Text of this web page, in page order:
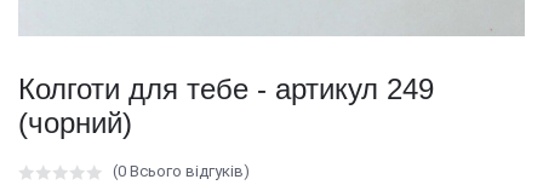
Колготи для тебе - артикул 249
(чорний)
(0 Всього відгуків)